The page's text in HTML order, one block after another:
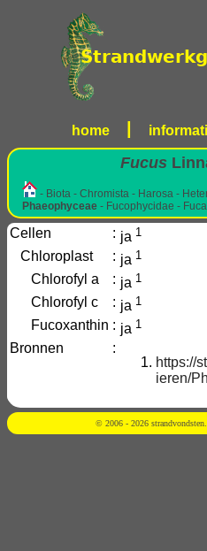
home
Fucus
- Biota - Chromista - Harosa -
Phaeophyceae - Fucophycidae -
Cellen : ja 1
Chloroplast : ja 1
Chlorofyl a : ja 1
Chlorofyl c : ja 1
Fucoxanthin : ja 1
Bronnen
:
https://
ieren/
© 2006 - 2026